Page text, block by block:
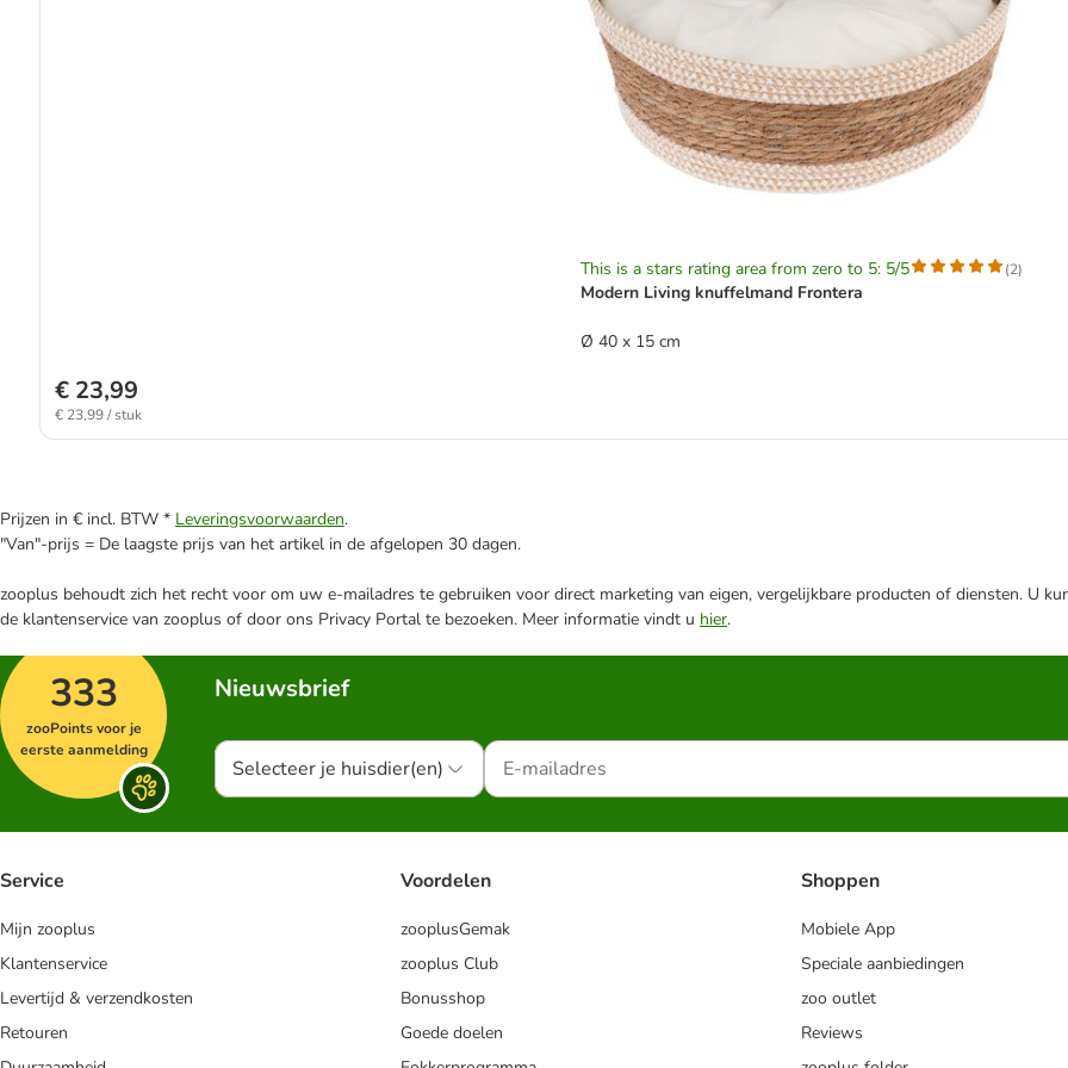
This is a stars rating area from zero to 5: 5/5 (2)
Modern Living knuffelmand Frontera
Ø 40 x 15 cm
€ 23,99
€ 23,99 / stuk
Prijzen in € incl. BTW * Leveringsvoorwaarden.
"Van"-prijs = De laagste prijs van het artikel in de afgelopen 30 dagen.
zooplus behoudt zich het recht voor om uw e-mailadres te gebruiken voor direct marketing van eigen, vergelijkbare producten of diensten. U
de klantenservice van zooplus of door ons Privacy Portal te bezoeken. Meer informatie vindt u hier.
333
zooPoints voor je
eerste aanmelding
Nieuwsbrief
Selecteer je huisdier(en)
Service
Mijn zooplus
Klantenservice
Levertijd & verzendkosten
Retouren
Voordelen
zooplusGemak
zooplus Club
Bonusshop
Goede doelen
Shoppen
Mobiele App
Speciale aanbiedingen
zoo outlet
Reviews